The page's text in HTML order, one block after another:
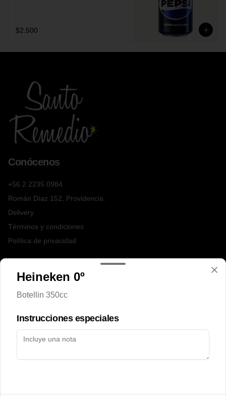
$2.500
Conócenos
+56 2 2235 0984
Román Díaz 152, Providencia.
Delivery
Términos y condiciones
Política de privacidad
Facebook
Iniciar sesión
Heineken 0º
Botellin 350cc
Instrucciones especiales